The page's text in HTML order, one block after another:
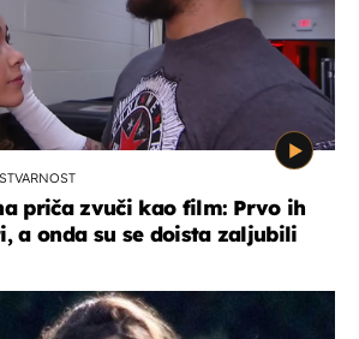
priča zvuči kao film: Prvo ih
a onda su se doista zaljubili